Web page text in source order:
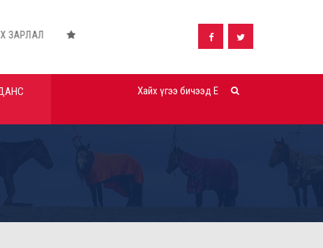
Дүүргийн орон нутгийн хөрөнгө оруулалтаар хэрэгжүүлэх: "...